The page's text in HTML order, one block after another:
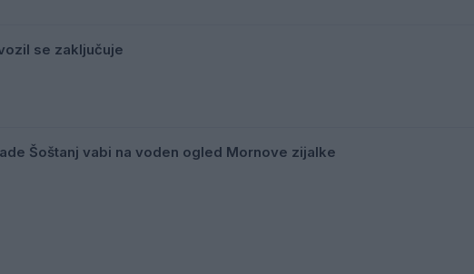
se zaključuje
Šoštanj vabi na voden ogled Mornove zijalke